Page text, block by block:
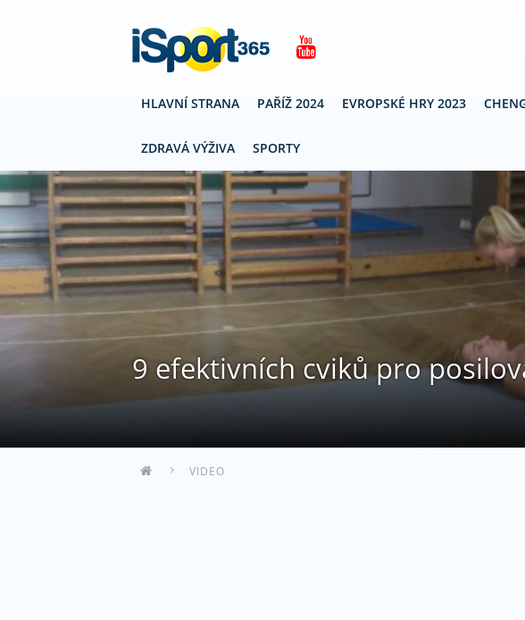
HLAVNÍ STRANA PAŘÍŽ 2024 EVROPSKÉ HRY 2023
ZDRAVÁ VÝŽIVA SPORTY
9 efektivních cviků pro
VIDEO